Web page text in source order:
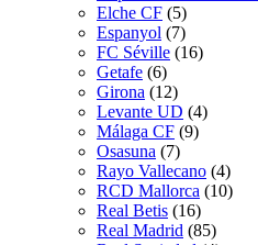
Elche CF (5)
Espanyol (7)
FC Séville (16)
Getafe (6)
Girona (12)
Levante UD (4)
Málaga CF (9)
Osasuna (7)
Rayo Vallecano (4)
RCD Mallorca (10)
Real Betis (16)
Real Madrid (85)